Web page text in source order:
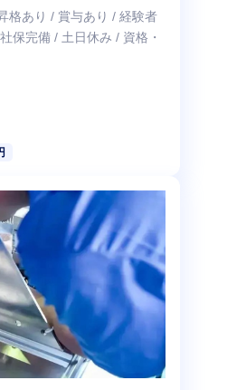
格あり / 賞与あり / 経験者
保完備 / 土日休み / 資格・